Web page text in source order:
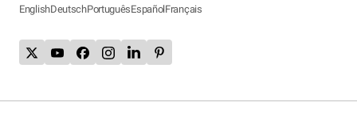
EnglishDeutschPortuguêsEspañolFrançais